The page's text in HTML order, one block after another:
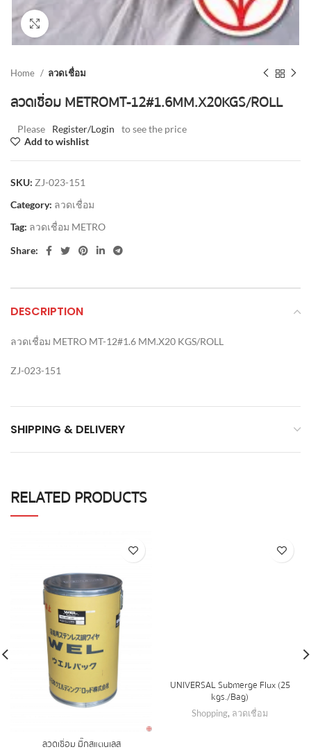
Click to enlarge
Home ลวดเชื่อม
ลวดเชื่อม METRO MT-12#1.6 MM.X20 KGS/ROLL
Please Register/Login
to see the price
Add to wishlist
SKU: ZJ-023-151
Category: ลวดเชื่อม
Tag: ลวดเชื่อม METRO
Share:
DESCRIPTION
ลวดเชื่อม METRO MT-12#1.6 MM.X20 KGS/ROLL
ZJ-023-151
SHIPPING & DELIVERY
RELATED PRODUCTS
ลวดเชื่อม มิ๊กสแตนเลส
UNIVERSAL Submerge Flux (25
kgs./Bag)
Shopping, ลวดเชื่อม